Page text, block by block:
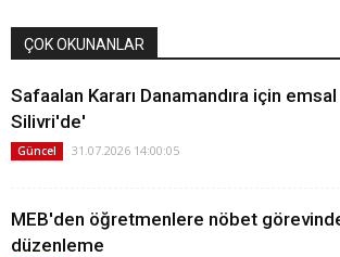
ÇOK OKUNANLAR
Safaalan Kararı Danamandıra için
Silivri'de'
Güncel 31.07.2026 14:00:05
MEB'den öğretmenlere nöbet
düzenleme